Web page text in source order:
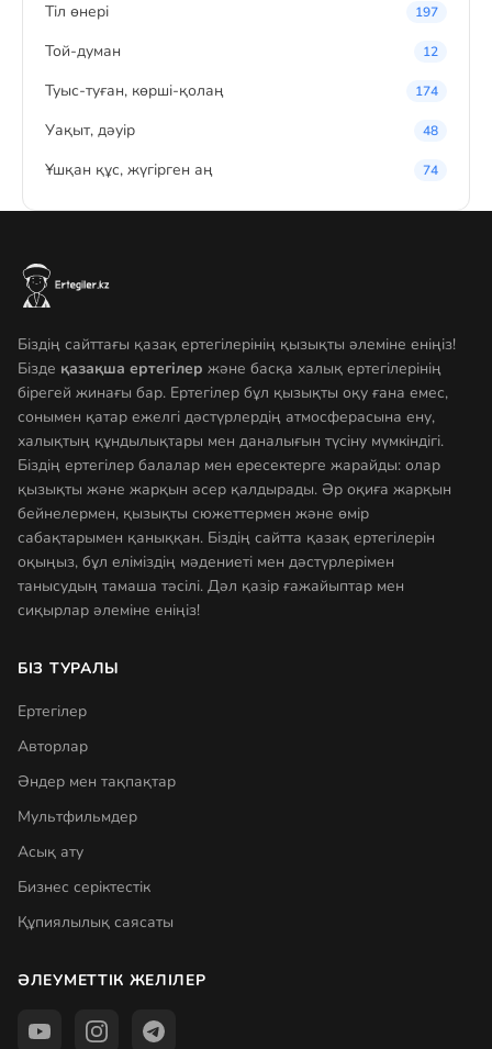
Тіл өнері 197
Той-думан 12
Туыс-туған, көрші-қолаң 174
Уақыт, дәуір 48
Ұшқан құс, жүгірген аң 74
Біздің сайттағы қазақ ертегілерінің қызықты әлеміне еніңіз!
Бізде қазақша ертегілер және басқа халық ертегілерінің
бірегей жинағы бар. Ертегілер бұл қызықты оқу ғана емес,
сонымен қатар ежелгі дәстүрлердің атмосферасына ену,
халықтың құндылықтары мен даналығын түсіну мүмкіндігі.
Біздің ертегілер балалар мен ересектерге жарайды: олар
қызықты және жарқын әсер қалдырады. Әр оқиға жарқын
бейнелермен, қызықты сюжеттермен және өмір
сабақтарымен қаныққан. Біздің сайтта қазақ ертегілерін
оқыңыз, бұл еліміздің мәдениеті мен дәстүрлерімен
танысудың тамаша тәсілі. Дәл қазір ғажайыптар мен
сиқырлар әлеміне еніңіз!
БІЗ ТУРАЛЫ
Ертегілер
Авторлар
Әндер мен тақпақтар
Мультфильмдер
Асық ату
Бизнес серіктестік
Құпиялылық саясаты
ӘЛЕУМЕТТІК ЖЕЛІЛЕР